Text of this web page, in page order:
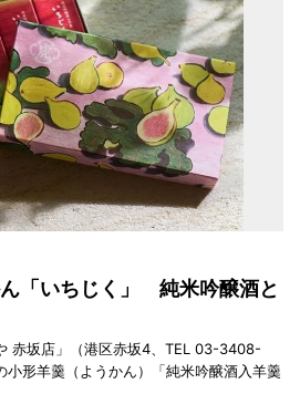
「いちじく」 純米吟醸酒と
赤坂店」（港区赤坂4、TEL 03-3408-
形羊羹（ようかん）「純米吟醸酒入羊羹